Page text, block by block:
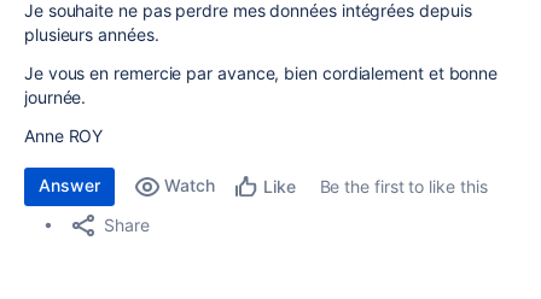
Je souhaite ne pas perdre mes données intégrées depuis
plusieurs années.
Je vous en remercie par avance, bien cordialement et bonne
journée.
Anne ROY
Answer Watch Like
Be the first to like this
Share